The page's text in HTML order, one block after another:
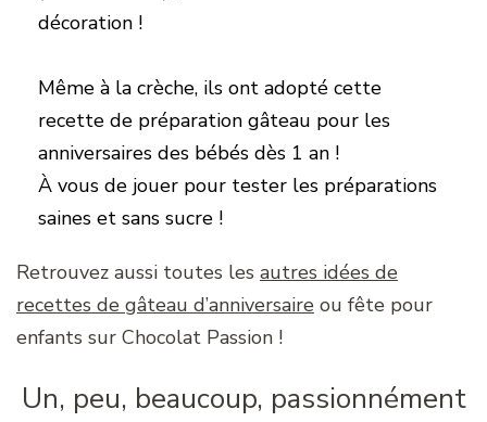
décoration !
Même à la crèche, ils ont adopté cette
recette de préparation gâteau pour les
anniversaires des bébés dès 1 an !
À vous de jouer pour tester les préparations
saines et sans sucre !
Retrouvez aussi toutes les autres idées de
recettes de gâteau d’anniversaire ou fête pour
enfants sur Chocolat Passion !
Un, peu, beaucoup, passionnément